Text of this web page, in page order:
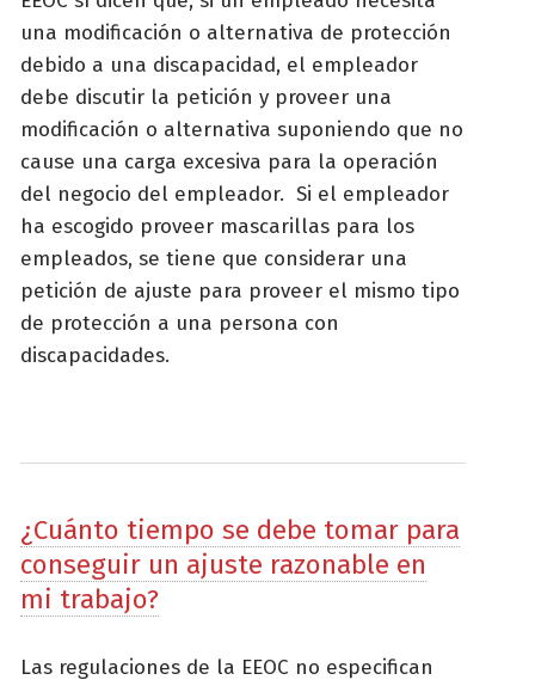
una modificación o alternativa de protección
debido a una discapacidad, el empleador
debe discutir la petición y proveer una
modificación o alternativa suponiendo que no
cause una carga excesiva para la operación
del negocio del empleador. Si el empleador
ha escogido proveer mascarillas para los
empleados, se tiene que considerar una
petición de ajuste para proveer el mismo tipo
de protección a una persona con
discapacidades.
¿Cuánto tiempo se debe tomar para
conseguir un ajuste razonable en
mi trabajo?
Las regulaciones de la EEOC no especifican